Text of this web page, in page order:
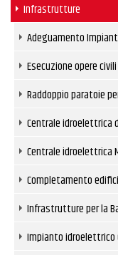
Infrastrutture
Adeguamento
Esecuzione opere
Raddoppio paratoie
Centrale idroelettrica
Centrale idroelettrica
Completamento
Infrastrutture per la
Impianto idroelettrico